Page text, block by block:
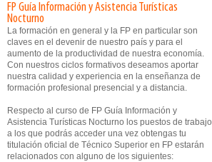
FP Guía Información y Asistencia Turísticas
Nocturno
La formación en general y la FP en particular son
claves en el devenir de nuestro país y para el
aumento de la productividad de nuestra economía.
Con nuestros ciclos formativos deseamos aportar
nuestra calidad y experiencia en la enseñanza de
formación profesional presencial y a distancia.
Respecto al curso de FP Guía Información y
Asistencia Turísticas Nocturno los puestos de trabajo
a los que podrás acceder una vez obtengas tu
titulación oficial de Técnico Superior en FP estarán
relacionados con alguno de los siguientes: